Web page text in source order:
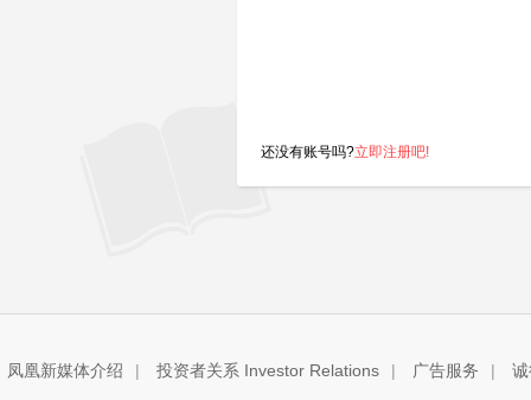
还没有账号吗?立即注册吧!
凤凰新媒体介绍 | 投资者关系 Investor Relations | 广告服务 |